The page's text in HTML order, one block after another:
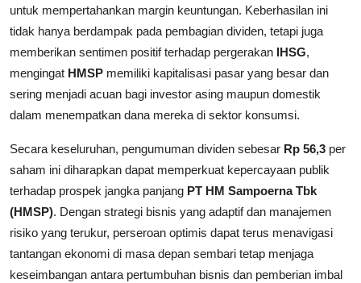
untuk mempertahankan margin keuntungan. Keberhasilan ini
tidak hanya berdampak pada pembagian dividen, tetapi juga
memberikan sentimen positif terhadap pergerakan IHSG,
mengingat HMSP memiliki kapitalisasi pasar yang besar dan
sering menjadi acuan bagi investor asing maupun domestik
dalam menempatkan dana mereka di sektor konsumsi.
Secara keseluruhan, pengumuman dividen sebesar Rp 56,3 per
saham ini diharapkan dapat memperkuat kepercayaan publik
terhadap prospek jangka panjang PT HM Sampoerna Tbk
(HMSP). Dengan strategi bisnis yang adaptif dan manajemen
risiko yang terukur, perseroan optimis dapat terus menavigasi
tantangan ekonomi di masa depan sembari tetap menjaga
keseimbangan antara pertumbuhan bisnis dan pemberian imbal